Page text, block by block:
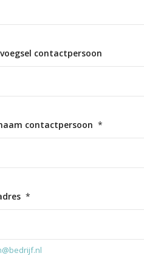
contactpersoon
contactpersoon *
*